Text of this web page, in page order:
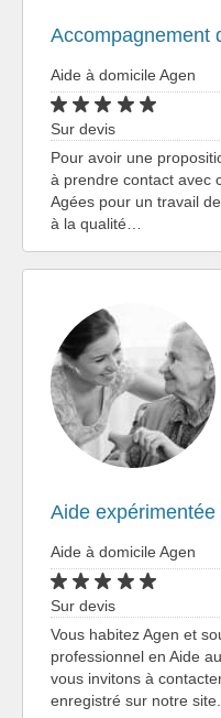
Accompagnement
Aide à domicile Agen
Sur devis
Pour avoir une
à prendre contact avec
Agées pour un travail
à la qualité…
Aide
Aide à domicile Agen
Sur devis
Vous habitez Agen et
professionnel en Aide
vous invitons à
enregistré sur notre